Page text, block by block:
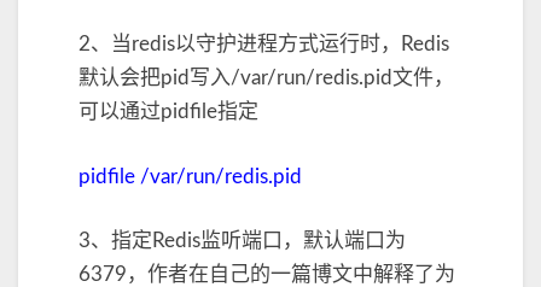
详
细
2、当redis以守护进程方式运行时，Redis
默认会把pid写入/var/run/redis.pid文件，
可以通过pidfile指定
pidfile /var/run/redis.pid
3、指定Redis监听端口，默认端口为
6379，作者在自己的一篇博文中解释了为